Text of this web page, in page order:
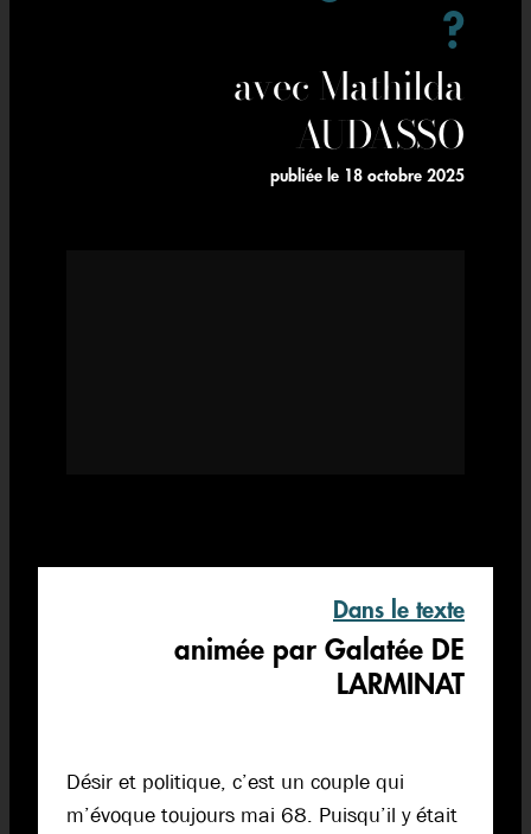
?
avec Mathilda
AUDASSO
publiée le 18 octobre 2025
Dans le texte
animée par Galatée DE
LARMINAT
Désir et politique, c’est un couple qui
m’évoque toujours mai 68. Puisqu’il y était